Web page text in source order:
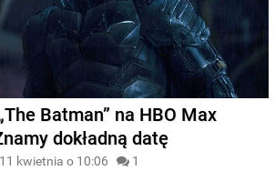
Batman” na HBO Max
dokładną datę
11 kwietnia o 10:06 1